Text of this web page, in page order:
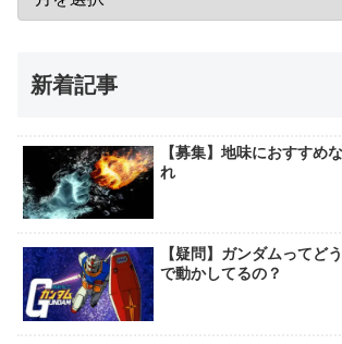
新着記事
【募集】地味におすすめ
れ
【疑問】ガンダムってど
で動かしてるの？